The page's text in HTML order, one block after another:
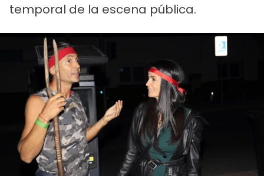
temporal de la escena pública.